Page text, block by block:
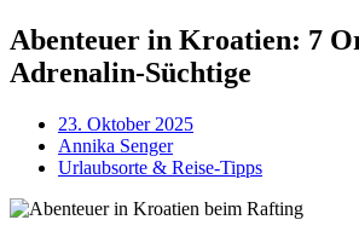
Abenteuer in Kroatien: 7
Adrenalin-Süchtige
23. Oktober 2025
Annika Senger
Urlaubsorte & Reise-Tipps